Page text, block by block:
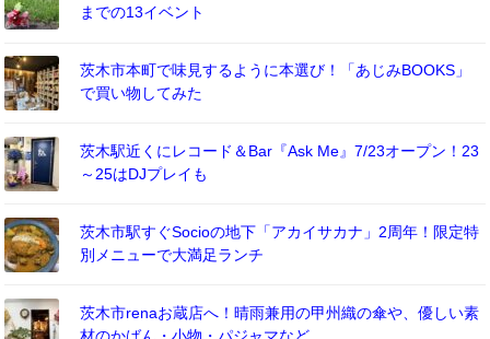
までの13イベント
茨木市本町で味見するように本選び！「あじみBOOKS」
で買い物してみた
茨木駅近くにレコード＆Bar『Ask Me』7/23オープン！23
～25はDJプレイも
茨木市駅すぐSocioの地下「アカイサカナ」2周年！限定特
別メニューで大満足ランチ
茨木市renaお蔵店へ！晴雨兼用の甲州織の傘や、優しい素
材のかばん・小物・パジャマなど